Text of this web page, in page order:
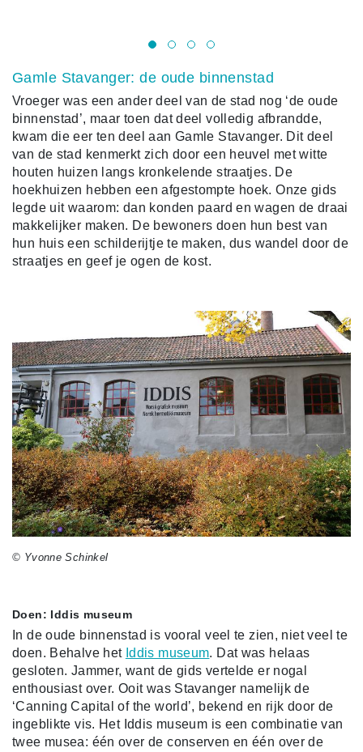
Gamle Stavanger: de oude binnenstad
Vroeger was een ander deel van de stad nog ‘de oude
binnenstad’, maar toen dat deel volledig afbrandde,
kwam die eer ten deel aan Gamle Stavanger. Dit deel
van de stad kenmerkt zich door een heuvel met witte
houten huizen langs kronkelende straatjes. De
hoekhuizen hebben een afgestompte hoek. Onze gids
legde uit waarom: dan konden paard en wagen de draai
makkelijker maken. De bewoners doen hun best van
hun huis een schilderijtje te maken, dus wandel door de
straatjes en geef je ogen de kost.
© Yvonne Schinkel
Doen: Iddis museum
In de oude binnenstad is vooral veel te zien, niet veel te
doen. Behalve het Iddis museum. Dat was helaas
gesloten. Jammer, want de gids vertelde er nogal
enthousiast over. Ooit was Stavanger namelijk de
‘Canning Capital of the world’, bekend en rijk door de
ingeblikte vis. Het Iddis museum is een combinatie van
twee musea: één over de conserven en één over de